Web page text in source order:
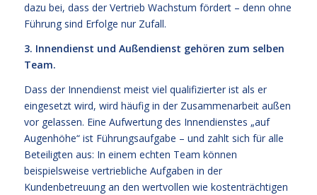
dazu bei, dass der Vertrieb Wachstum fördert – denn ohne
Führung sind Erfolge nur Zufall.
3. Innendienst und Außendienst gehören zum selben
Team.
Dass der Innendienst meist viel qualifizierter ist als er
eingesetzt wird, wird häufig in der Zusammenarbeit außen
vor gelassen. Eine Aufwertung des Innendienstes „auf
Augenhöhe“ ist Führungsaufgabe – und zahlt sich für alle
Beteiligten aus: In einem echten Team können
beispielsweise vertriebliche Aufgaben in der
Kundenbetreuung an den wertvollen wie kostenträchtigen